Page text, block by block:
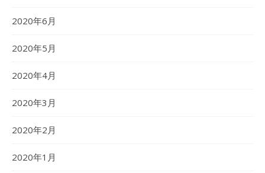
2020年6月
2020年5月
2020年4月
2020年3月
2020年2月
2020年1月